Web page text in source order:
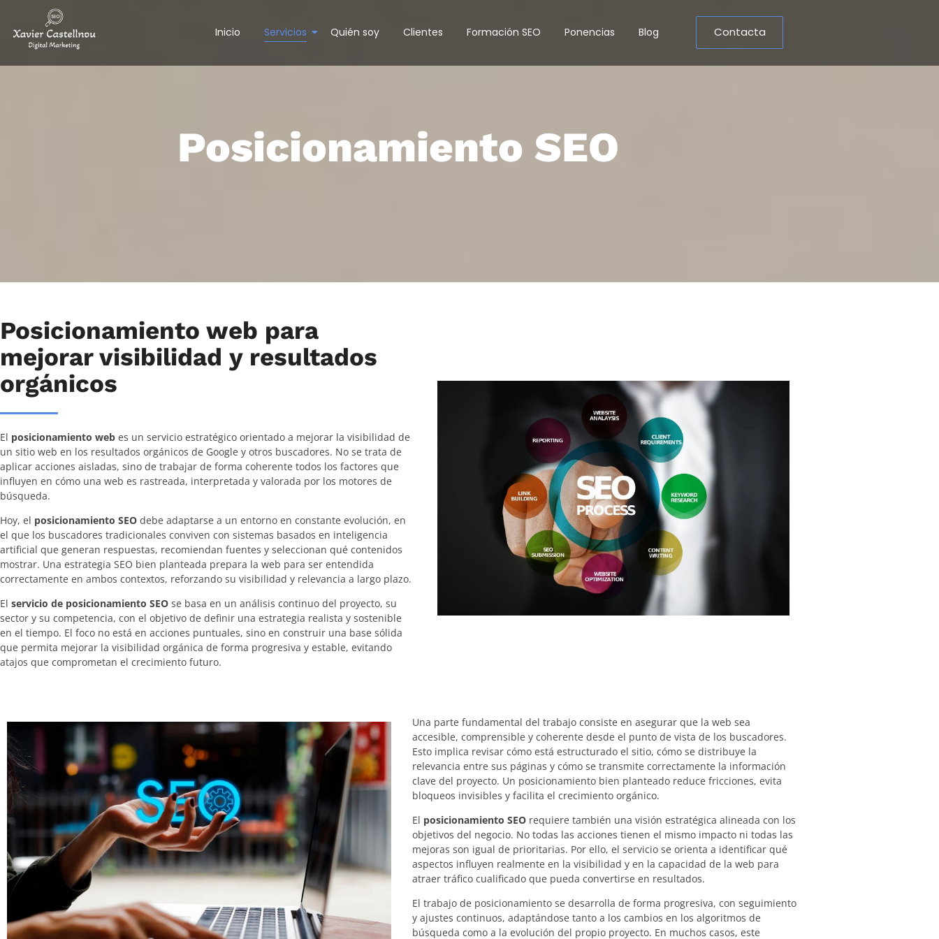
Inicio Servicios Quién soy Clientes Formación SEO Ponencias Blog Contacta
Posicionamiento SEO
Posicionamiento web para
mejorar visibilidad y resultados
orgánicos
El posicionamiento web es un servicio estratégico orientado a mejorar la visibilidad de
un sitio web en los resultados orgánicos de Google y otros buscadores. No se trata de
aplicar acciones aisladas, sino de trabajar de forma coherente todos los factores que
influyen en cómo una web es rastreada, interpretada y valorada por los motores de
búsqueda.
Hoy, el posicionamiento SEO debe adaptarse a un entorno en constante evolución, en
el que los buscadores tradicionales conviven con sistemas basados en inteligencia
artificial que generan respuestas, recomiendan fuentes y seleccionan qué contenidos
mostrar. Una estrategia SEO bien planteada prepara la web para ser entendida
correctamente en ambos contextos, reforzando su visibilidad y relevancia a largo plazo.
El servicio de posicionamiento SEO se basa en un análisis continuo del proyecto, su
sector y su competencia, con el objetivo de definir una estrategia realista y sostenible
en el tiempo. El foco no está en acciones puntuales, sino en construir una base sólida
que permita mejorar la visibilidad orgánica de forma progresiva y estable, evitando
atajos que comprometan el crecimiento futuro.
Una parte fundamental del trabajo consiste en asegurar que la web sea
accesible, comprensible y coherente desde el punto de vista de los buscadores.
Esto implica revisar cómo está estructurado el sitio, cómo se distribuye la
relevancia entre sus páginas y cómo se transmite correctamente la información
clave del proyecto. Un posicionamiento bien planteado reduce fricciones, evita
bloqueos invisibles y facilita el crecimiento orgánico.
El posicionamiento SEO requiere también una visión estratégica alineada con los
objetivos del negocio. No todas las acciones tienen el mismo impacto ni todas las
mejoras son igual de prioritarias. Por ello, el servicio se orienta a identificar qué
aspectos influyen realmente en la visibilidad y en la capacidad de la web para
atraer tráfico cualificado que pueda convertirse en resultados.
El trabajo de posicionamiento se desarrolla de forma progresiva, con seguimiento
y ajustes continuos, adaptándose tanto a los cambios en los algoritmos de
búsqueda como a la evolución del propio proyecto. En muchos casos, este